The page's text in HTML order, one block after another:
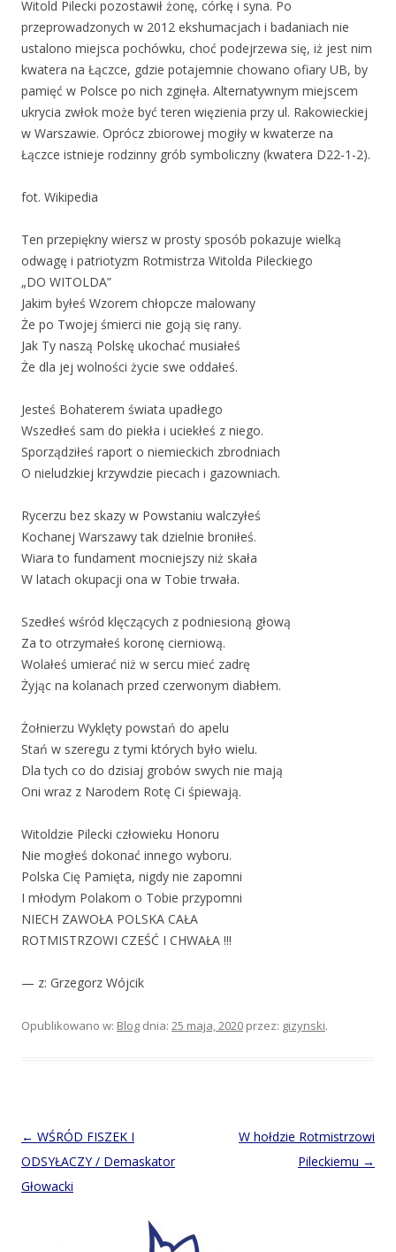
Witold Pilecki pozostawił żonę, córkę i syna. Po
przeprowadzonych w 2012 ekshumacjach i badaniach nie
ustalono miejsca pochówku, choć podejrzewa się, iż jest nim
kwatera na Łączce, gdzie potajemnie chowano ofiary UB, by
pamięć w Polsce po nich zginęła. Alternatywnym miejscem
ukrycia zwłok może być teren więzienia przy ul. Rakowieckiej
w Warszawie. Oprócz zbiorowej mogiły w kwaterze na
Łączce istnieje rodzinny grób symboliczny (kwatera D22-1-2).
fot. Wikipedia
Ten przepiękny wiersz w prosty sposób pokazuje wielką
odwagę i patriotyzm Rotmistrza Witolda Pileckiego
„DO WITOLDA”
Jakim byłeś Wzorem chłopcze malowany
Że po Twojej śmierci nie goją się rany.
Jak Ty naszą Polskę ukochać musiałeś
Że dla jej wolności życie swe oddałeś.
Jesteś Bohaterem świata upadłego
Wszedłeś sam do piekła i uciekłeś z niego.
Sporządziłeś raport o niemieckich zbrodniach
O nieludzkiej krzywdzie piecach i gazowniach.
Rycerzu bez skazy w Powstaniu walczyłeś
Kochanej Warszawy tak dzielnie broniłeś.
Wiara to fundament mocniejszy niż skała
W latach okupacji ona w Tobie trwała.
Szedłeś wśród klęczących z podniesioną głową
Za to otrzymałeś koronę cierniową.
Wolałeś umierać niż w sercu mieć zadrę
Żyjąc na kolanach przed czerwonym diabłem.
Żołnierzu Wyklęty powstań do apelu
Stań w szeregu z tymi których było wielu.
Dla tych co do dzisiaj grobów swych nie mają
Oni wraz z Narodem Rotę Ci śpiewają.
Witoldzie Pilecki człowieku Honoru
Nie mogłeś dokonać innego wyboru.
Polska Cię Pamięta, nigdy nie zapomni
I młodym Polakom o Tobie przypomni
NIECH ZAWOŁA POLSKA CAŁA
ROTMISTRZOWI CZEŚĆ I CHWAŁA !!!
— z: Grzegorz Wójcik
Opublikowano w: Blog dnia: 25 maja, 2020 przez: gizynski.
Post
navigation
← WŚRÓD FISZEK I
ODSYŁACZY / Demaskator
Głowacki
W hołdzie Rotmistrzowi
Pileckiemu →